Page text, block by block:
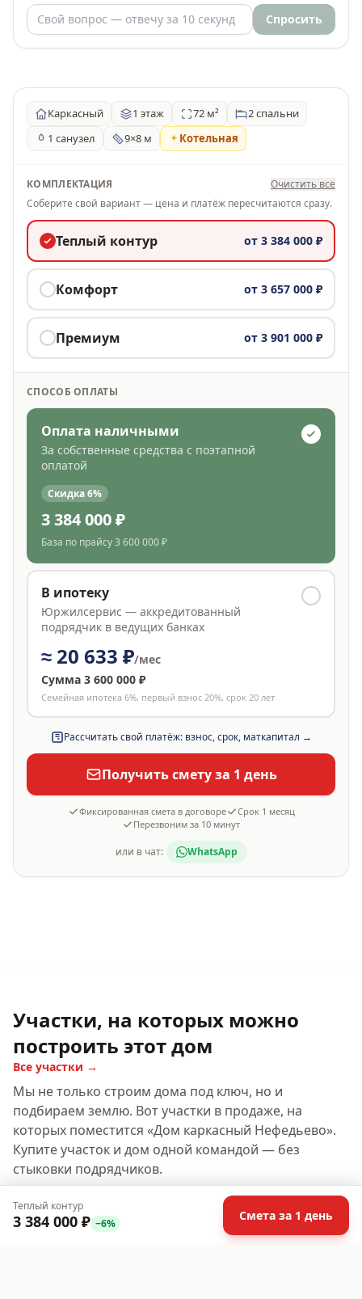
Спросить
Каркасный 1 этаж 72 м²
2 спальни
1 санузел
9×8 м Котельная
КОМПЛЕКТАЦИЯ
Очистить все
Соберите свой вариант — цена и платёж пересчитаются сразу.
Теплый контур от 3 384 000 ₽
Комфорт от 3 657 000 ₽
Премиум от 3 901 000 ₽
СПОСОБ ОПЛАТЫ
Оплата наличными
За собственные средства с поэтапной
оплатой
Скидка6%
3 384 000 ₽
База по прайсу3 600 000 ₽
В ипотеку
Юржилсервис — аккредитованный
подрядчик в ведущих банках
≈ 20 633 ₽/мес
Сумма 3 600 000 ₽
Семейная ипотека 6%, первый взнос 20%, срок 20 лет
Рассчитать свой платёж: взнос, срок, маткапитал →
Получить смету за 1 день
Фиксированная смета в договоре Срок 1 месяц
Перезвоним за 10 минут
или в чат: WhatsApp
Теплый контур
3 384 000 ₽ −6% Смета за 1 день
Участки, на которых можно
построить этот дом
Все участки →
Мы не только строим дома под ключ, но и
подбираем землю. Вот участки в продаже, на
которых поместится «Дом каркасный Нефедьево».
Купите участок и дом одной командой — без
стыковки подрядчиков.